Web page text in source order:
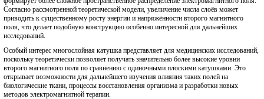
Согласно рассмотренной теоретической модели, увеличение числа слоёв может
приводить к существенному росту энергии и напряжённости второго магнитного
поля, что делает подобную конструкцию особенно интересной для дальнейших
исследований.
Особый интерес многослойная катушка представляет для медицинских исследований,
поскольку теоретически позволяет получать значительно более высокие уровни
второго магнитного поля по сравнению с одиночными плоскими катушками. Это
открывает возможности для дальнейшего изучения влияния таких полей на
биологические ткани, процессы восстановления организма и разработки новых
методов электромагнитной терапии.